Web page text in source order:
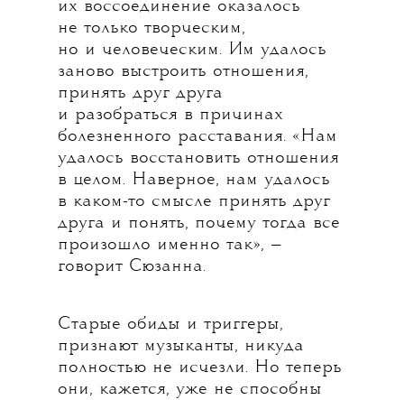
их воссоединение оказалось
не только творческим,
но и человеческим. Им удалось
заново выстроить отношения,
принять друг друга
и разобраться в причинах
болезненного расставания. «Нам
удалось восстановить отношения
в целом. Наверное, нам удалось
в каком-то смысле принять друг
друга и понять, почему тогда все
произошло именно так», —
говорит Сюзанна.
Старые обиды и триггеры,
признают музыканты, никуда
полностью не исчезли. Но теперь
они, кажется, уже не способны